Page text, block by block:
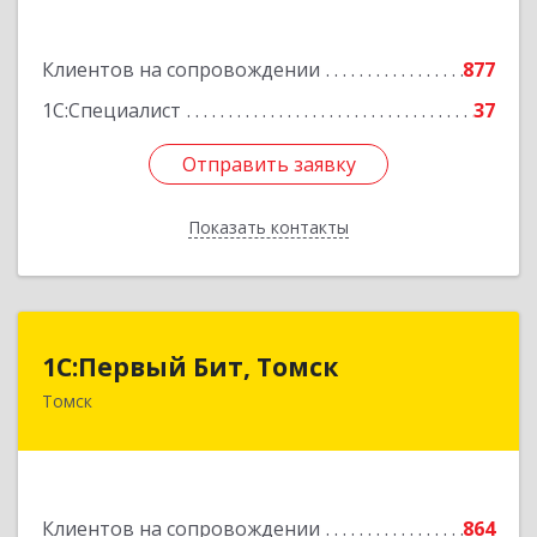
Клиентов на сопровождении
877
1С:Специалист
37
Отправить заявку
Показать контакты
Отправить заявку
Назад
1С:Первый Бит, Томск
Томск
Клиентов на сопровождении
864
634041, Томская обл, Томск г, Кирова пр-кт,